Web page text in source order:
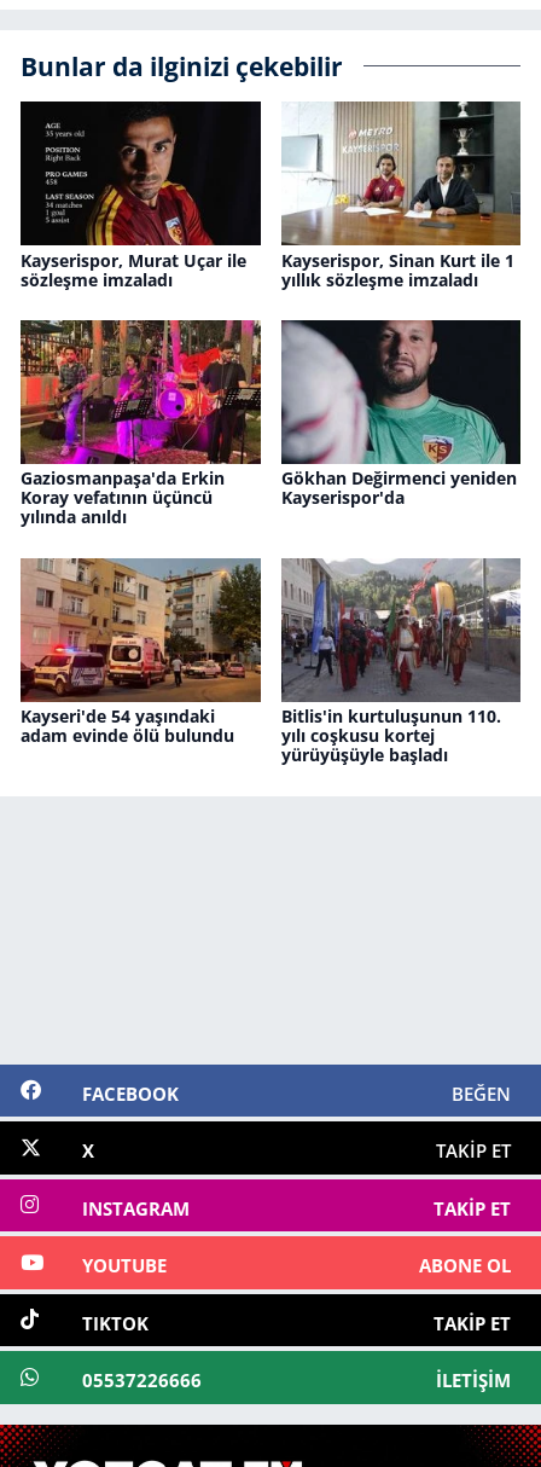
Bunlar da ilginizi çekebilir
Kayserispor, Murat Uçar ile
sözleşme imzaladı
Kayserispor, Sinan Kurt ile 1
yıllık sözleşme imzaladı
Gaziosmanpaşa'da Erkin
Koray vefatının üçüncü
yılında anıldı
Gökhan Değirmenci yeniden
Kayserispor'da
Kayseri'de 54 yaşındaki
adam evinde ölü bulundu
Bitlis'in kurtuluşunun 110.
yılı coşkusu kortej
yürüyüşüyle başladı
FACEBOOK BEĞEN
X TAKIP ET
INSTAGRAM TAKIP ET
YOUTUBE ABONE OL
TIKTOK TAKIP ET
05537226666 İLETIŞIM